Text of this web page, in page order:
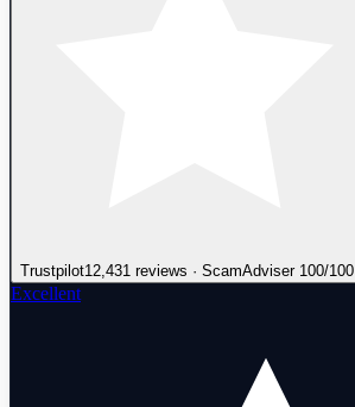
Trustpilot12,431 reviews · ScamAdviser 100/100
Excellent